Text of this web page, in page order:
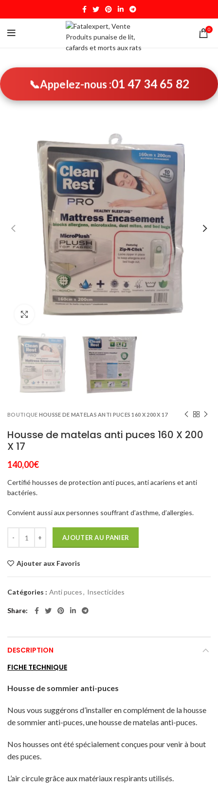
0
📞Appelez-nous :01 47 34 65 82
Click to enlarge
BOUTIQUE HOUSSE DE MATELAS ANTI PUCES 160 X 200 X 17
Housse de matelas anti puces 160 X 200
X 17
140,00€
Certifié housses de protection anti puces, anti acariens et anti
bactéries.
Convient aussi aux personnes souffrant d’asthme, d’allergies.
AJOUTER AU PANIER
Ajouter aux Favoris
Catégories : Anti puces, Insecticides
Share
DESCRIPTION
FICHE TECHNIQUE
Housse de sommier anti-puces
Nous vous suggérons d’installer en complément de la housse
de sommier anti-puces, une housse de matelas anti-puces.
Nos housses ont été spécialement conçues pour venir à bout
des puces.
L’air circule grâce aux matériaux respirants utilisés.